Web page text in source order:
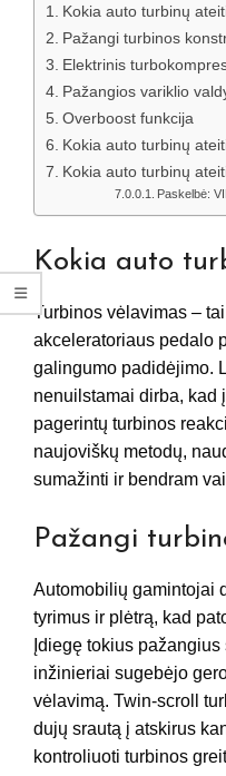
Kokia auto turbinų
Pažangi turbinos
Elektrinis
Pažangios variklio
Overboost funkcija
Kokia auto turbinų
Kokia auto turbinų
Paskelbė:
Kokia auto
Turbinos vėlavimas –
akceleratoriaus pedalo
galingumo padidėjimo.
nenuilstamai dirba, kad
pagerintų turbinos
naujoviškų metodų,
sumažinti ir bendram
Pažangi
Automobilių gamintojai
tyrimus ir plėtrą, kad
Įdiegę tokius pažangius
inžinieriai sugebėjo
vėlavimą. Twin-scroll
dujų srautą į atskirus
kontroliuoti turbinos